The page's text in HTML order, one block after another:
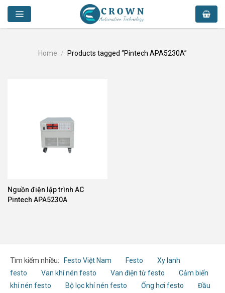
Skip
content
Home / Products tagged “Pintech APA5230A”
Nguồn điện lập trình AC
Pintech APA5230A
Tìm kiếm nhiều: Festo Việt Nam Festo
Xy lanh
festo
Van khí nén festo Van điện từ festo
Cảm biến
khí nén festo
Bộ lọc khí nén festo Ống hơi festo
Đầu